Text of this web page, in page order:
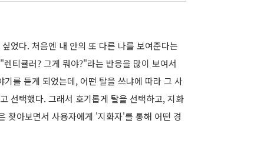
었다. 처음엔 내 안의 또 다른 나를 보여준다는
티큘러? 그게 뭐야?"라는 반응을 많이 보여서
를 듣게 되었는데, 어떤 탈을 쓰냐에 따라 그 사
선택했다. 그래서 호기롭게 탈을 선택하고, 지화
찾아보면서 사용자에게 '지화자'를 통해 어떤 경